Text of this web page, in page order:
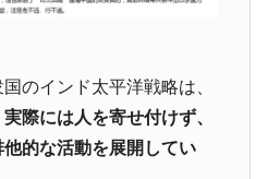
SKハイニックス』2026年2Qの
益は前年同期比13.4倍に。
のインド太平洋戦略は、
実際には人を寄せ付けず、
的な活動を展開してい